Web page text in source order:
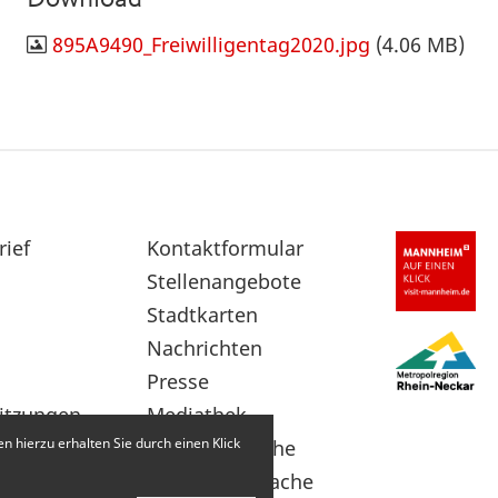
895A9490_Freiwilligentag2020.jpg (4.06 MB)
Sekundärnavigation
im
Fußbereich
Kontaktformular
Stellenangebote
Stadtkarten
Nachrichten
Presse
Mediathek
Leichte Sprache
Gebärdensprache
hierzu erhalten Sie durch einen Klick